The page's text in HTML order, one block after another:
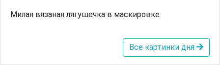
Милая вязаная лягушечка в маскировке
Все картинки дня